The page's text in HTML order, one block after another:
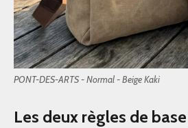
PONT-DES-ARTS - Normal - Beige Kaki
Les deux règles de